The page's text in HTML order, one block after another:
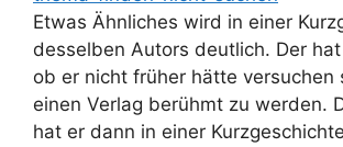
Etwas Ähnliches wird in einer
desselben Autors deutlich. Der
ob er nicht früher hätte versuchen
einen Verlag berühmt zu werden.
hat er dann in einer